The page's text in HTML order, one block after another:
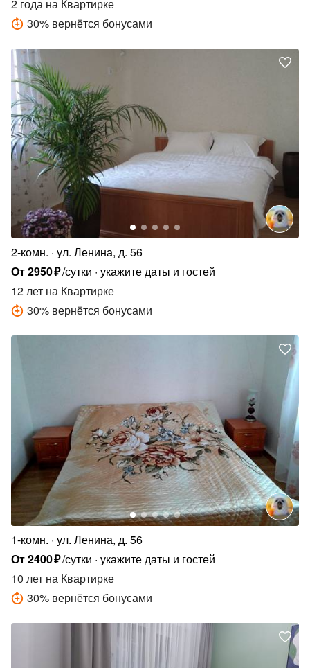
2 года на Квартирке
30% вернётся бонусами
2-комн. ул. Ленина, д. 56
От2950₽/сутки укажите даты и гостей
12 лет на Квартирке
30% вернётся бонусами
1-комн. ул. Ленина, д. 56
От2400₽/сутки укажите даты и гостей
10 лет на Квартирке
30% вернётся бонусами